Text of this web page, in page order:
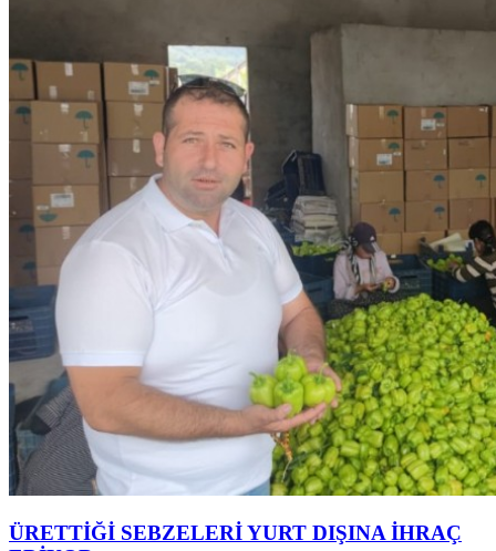
ÜRETTİĞİ SEBZELERİ YURT DIŞINA İHRAÇ